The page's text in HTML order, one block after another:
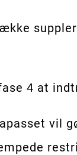
4 at
vil